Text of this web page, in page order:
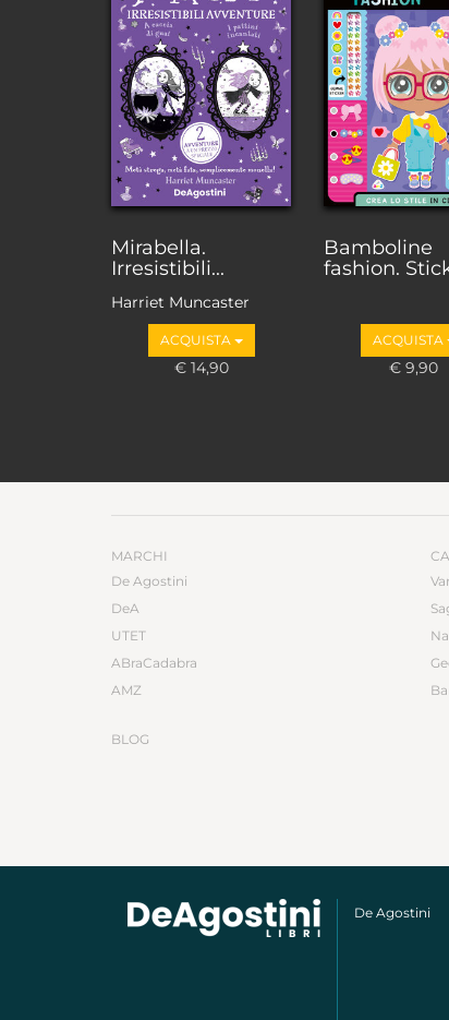
Mirabella.
Irresistibili...
Harriet Muncaster
ACQUISTA
€ 14,90
Bamboline
fashion.
ACQUISTA
€ 9,90
MARCHI
De Agostini
DeA
UTET
ABraCadabra
AMZ
BLOG
De Agostini